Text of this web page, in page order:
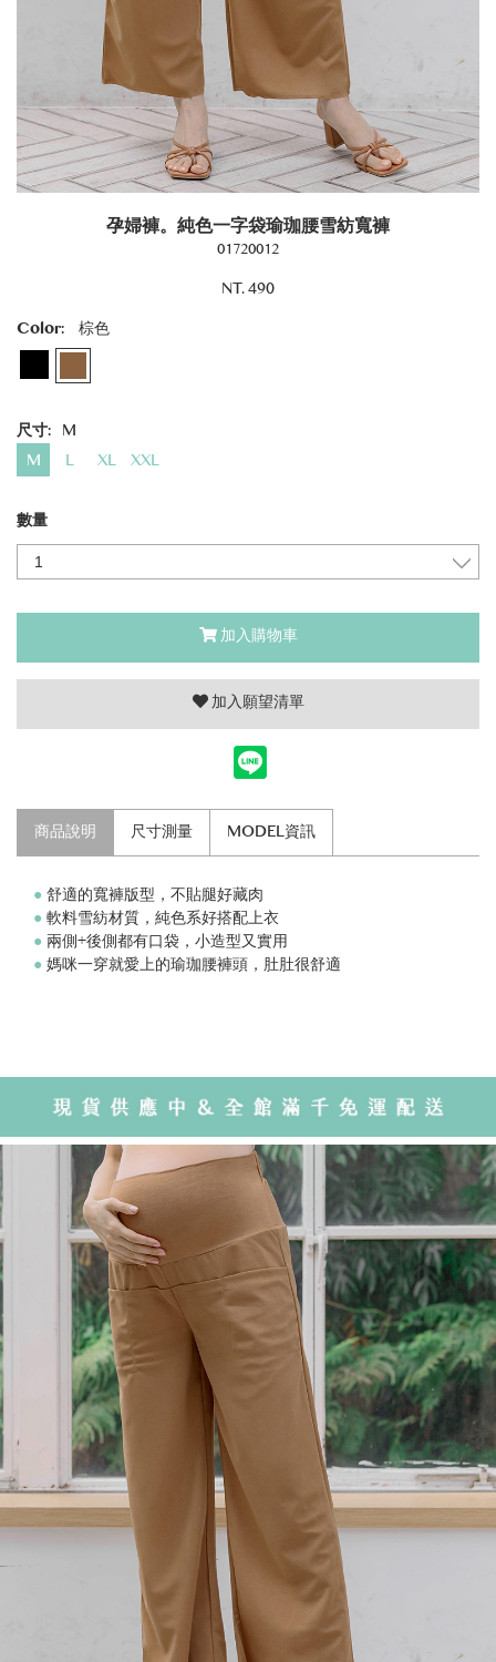
孕婦褲。純色一字袋瑜珈腰雪紡寬褲
01720012
NT. 490
Color:
棕色
尺寸: M
M
L XL XXL
數量
加入購物車
加入願望清單
商品說明 尺寸測量 MODEL資訊
● 舒適的寬褲版型，不貼腿好藏肉
● 軟料雪紡材質，純色系好搭配上衣
● 兩側+後側都有口袋，小造型又實用
● 媽咪一穿就愛上的瑜珈腰褲頭，肚肚很舒適